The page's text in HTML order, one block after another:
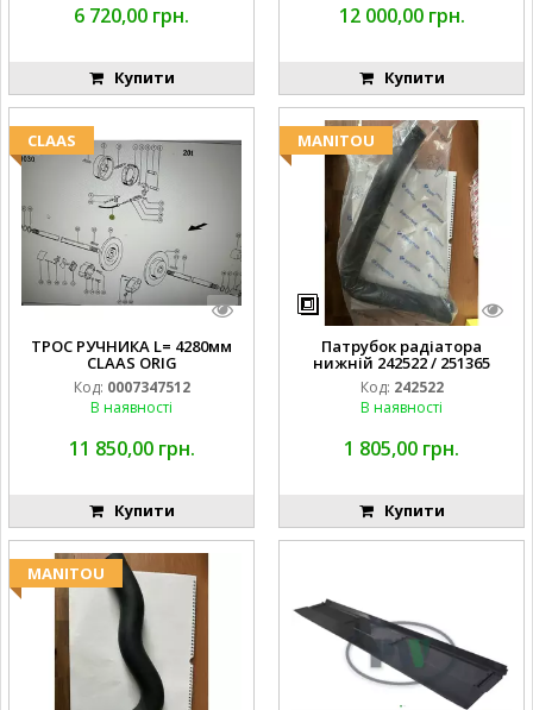
6 720,00 грн.
Купити
12 000,00 грн.
Купити
CLAAS
ТРОС РУЧНИКА L= 4280мм
CLAAS ORIG
Код: 0007347512
В наявності
11 850,00 грн.
Купити
MANITOU
Патрубок радіатора
нижній 242522 / 251365
Код: 242522
В наявності
1 805,00 грн.
Купити
MANITOU